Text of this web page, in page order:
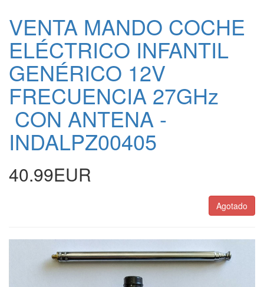
VENTA MANDO COCHE
ELÉCTRICO INFANTIL
GENÉRICO 12V
FRECUENCIA 27GHz
CON ANTENA -
INDALPZ00405
40.99EUR
Agotado